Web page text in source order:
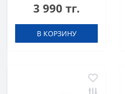
3 990 тг.
В КОРЗИНУ